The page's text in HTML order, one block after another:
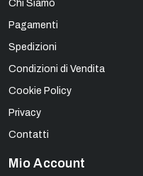
Chi Siamo
Pagamenti
Spedizioni
Condizioni di Vendita
Cookie Policy
Privacy
Contatti
Mio Account